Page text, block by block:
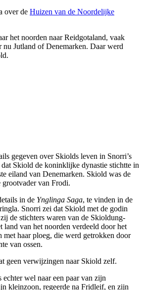
over de Huizen van de Noordelijke
het noorden naar Reidgotaland, vaak
nu Jutland of Denemarken. Daar werd
gegeven over Skiolds leven in Snorri’s
Skiold de koninklijke dynastie stichtte in
eiland van Denemarken. Skiold was de
van Frodi.
in de Ynglinga Saga, te vinden in de
Snorri zei dat Skiold met de godin
de stichters waren van de Skioldung-
land van het noorden verdeeld door het
met haar ploeg, die werd getrokken door
van ossen.
geen verwijzingen naar Skiold zelf.
wel naar een paar van zijn
kleinzoon, regeerde na Fridleif, en zijn